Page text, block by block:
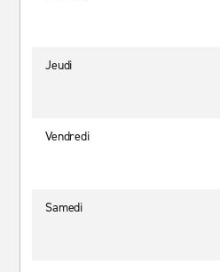
Jeudi
Vendredi
Samedi